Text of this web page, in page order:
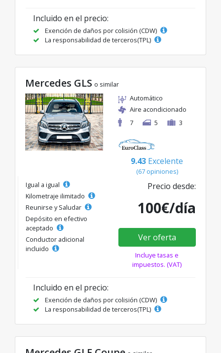
Incluido en el precio:
Exención de daños por colisión (CDW)
La responsabilidad de terceros(TPL)
Mercedes GLS o similar
Automático
Aire acondicionado
7
5 3
9.43 Excelente
(67 opiniones)
Igual a igual
Kilometraje ilimitado
Reunirse y Saludar
Depósito en efectivo
aceptado
Conductor adicional
incluido
Precio desde:
100€/día
Ver oferta
Incluye tasas e
impuestos. (VAT)
Incluido en el precio:
Exención de daños por colisión (CDW)
La responsabilidad de terceros(TPL)